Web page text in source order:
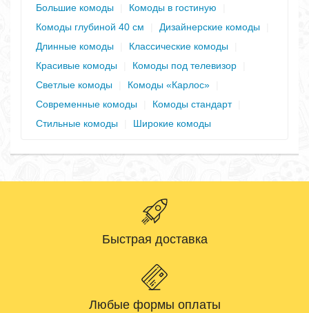
Большие комоды
Комоды в гостиную
Комоды глубиной 40 см
Дизайнерские комоды
Длинные комоды
Классические комоды
Красивые комоды
Комоды под телевизор
Светлые комоды
Комоды «Карлос»
Современные комоды
Комоды стандарт
Стильные комоды
Широкие комоды
Быстрая доставка
Любые формы оплаты